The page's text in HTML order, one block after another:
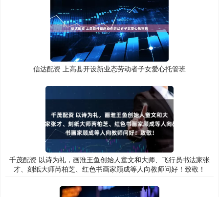
信达配资 上高县开设新业态劳动者子女爱心托管班
千茂配资 以诗为礼，画淮王鱼创始人童文和大师、飞行员书法家张
才、刻纸大师芮柏芝、红色书画家顾成等人向教师问好！致敬！